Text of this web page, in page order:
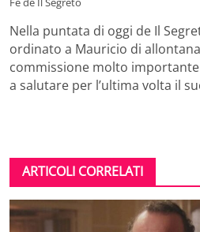
Nella puntata di oggi de Il
ordinato a Mauricio di
commissione molto
a salutare per l’ultima volta il
ARTICOLI CORRELATI